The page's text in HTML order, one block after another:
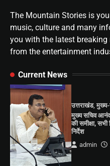
The Mountain Stories is
music, culture and many
you with the latest
from the entertainment
Current News
उत्तराखंड,
मुख्य सचिव आनंद
की समीक्षा,
निर्देश
admin